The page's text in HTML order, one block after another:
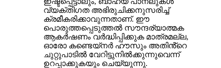
വ്യക്തിഗത അഭിരുചിക്കനുസരിച്ച്
ക്രമീകരിക്കാവുന്നതാണ്. ഈ
പൊരുത്തപ്പെടുത്തൽ സൗന്ദര്യാത്മക
ആകർഷണം വർദ്ധിപ്പിക്കുക മാത്രമല്ല,
ഓരോ കണ്ടെയ്നർ ഹൗസും അതിൻ്റെ
ചുറ്റുപാടിൽ വേറിട്ടുനിൽക്കുന്നുവെന്ന്
ഉറപ്പാക്കുകയും ചെയ്യുന്നു.